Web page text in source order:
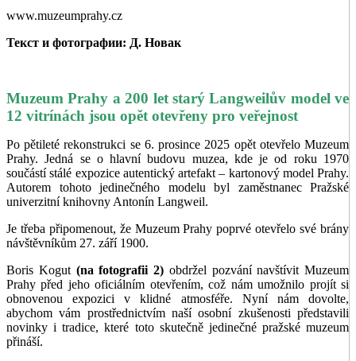
www.muzeumprahy.cz
Текст и фотографии: Д. Новак
Muzeum Prahy a 200 let starý Langweilův model ve
12 vitrínách jsou opět otevřeny pro veřejnost
Po pětileté rekonstrukci se 6. prosince 2025 opět otevřelo Muzeum
Prahy. Jedná se o hlavní budovu muzea, kde je od roku 1970
součástí stálé expozice autentický artefakt – kartonový model Prahy.
Autorem tohoto jedinečného modelu byl zaměstnanec Pražské
univerzitní knihovny Antonín Langweil.
Je třeba připomenout, že Muzeum Prahy poprvé otevřelo své brány
návštěvníkům 27. září 1900.
Boris Kogut (na fotografii 2) obdržel pozvání navštívit Muzeum
Prahy před jeho oficiálním otevřením, což nám umožnilo projít si
obnovenou expozici v klidné atmosféře. Nyní nám dovolte,
abychom vám prostřednictvím naší osobní zkušenosti představili
novinky i tradice, které toto skutečně jedinečné pražské muzeum
přináší.